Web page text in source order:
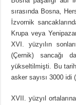
sırasında Bosna,
İzvornik
Krupa veya
XVI. yüzyılın
(Çernik) sancağı
yükseltilmişti. Bu
asker sayısı 3000 idi
XVII. yüzyıl